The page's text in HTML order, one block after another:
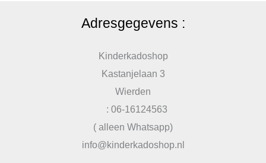
Adresgegevens :
Kinderkadoshop
Kastanjelaan 3
Wierden
: 06-16124563
( alleen Whatsapp)
info@kinderkadoshop.nl